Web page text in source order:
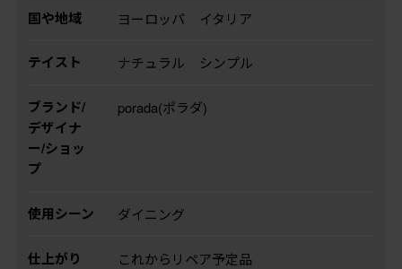
国や地域 ヨーロッパ イタリア
テイスト ナチュラル シンプル
ブランド/
デザイナ
ー/ショッ
プ
porada(ポラダ)
使用シーン ダイニング
仕上がり これからリペア予定品